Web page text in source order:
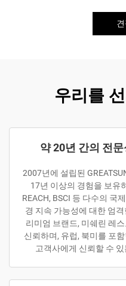
우리를
약 20년 간의 전
2007년에 설립된
17년 이상의 경험을 보유
REACH, BSCI 등 다수의 국
경 지속 가능성에 대한 엄
리미엄 브랜드, 미쉐린 레
신뢰하며, 유럽, 북미를 포
고객사에게 신뢰할 수